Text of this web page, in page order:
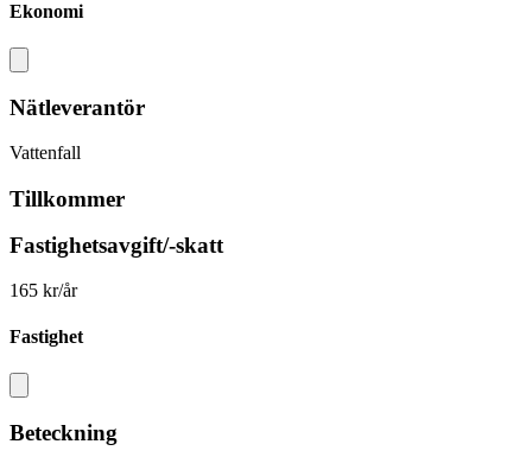
Ekonomi
Nätleverantör
Vattenfall
Tillkommer
Fastighetsavgift/-skatt
165 kr/år
Fastighet
Beteckning